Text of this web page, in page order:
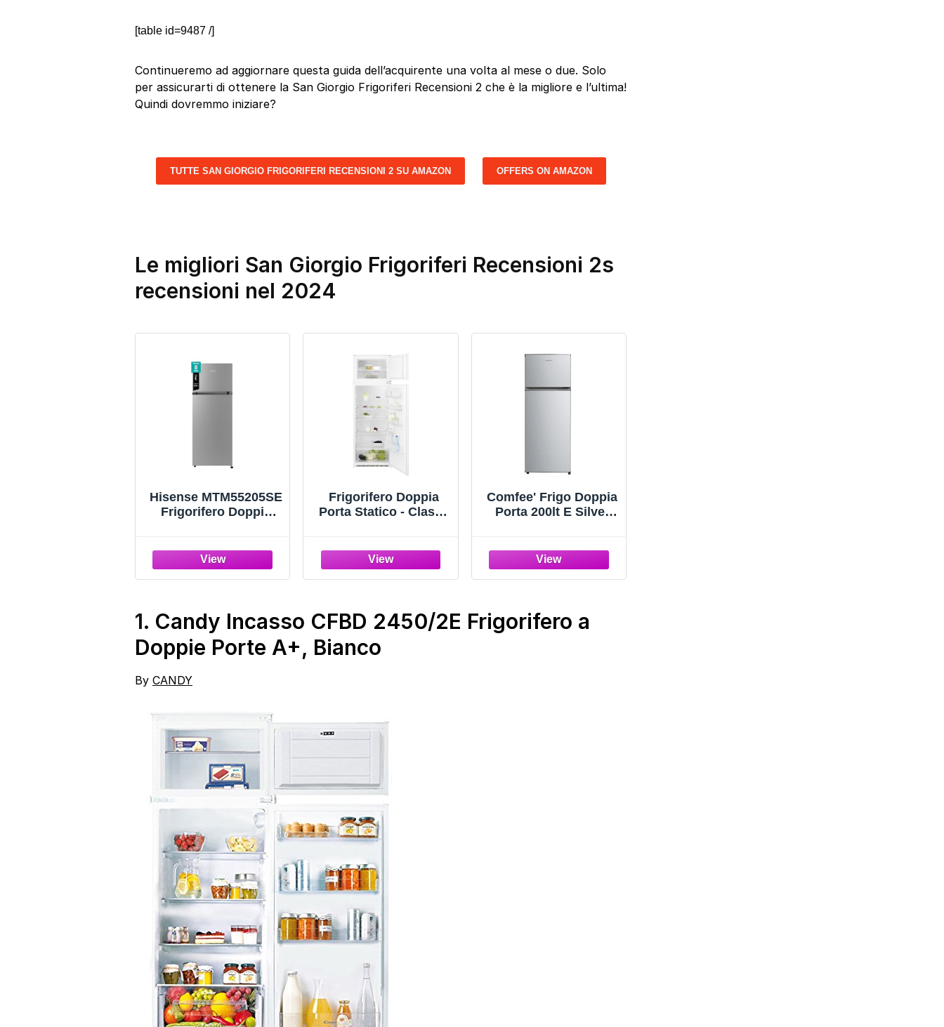
[table id=9487 /]
Continueremo ad aggiornare questa guida dell’acquirente una volta al mese o due. Solo
per assicurarti di ottenere la San Giorgio Frigoriferi Recensioni 2 che è la migliore e l’ultima!
Quindi dovremmo iniziare?
TUTTE SAN GIORGIO FRIGORIFERI RECENSIONI 2 SU AMAZON OFFERS ON AMAZON
Le migliori San Giorgio Frigoriferi Recensioni 2s
recensioni nel 2024
Hisense MTM55205SE
Frigorifero Doppia
2022, 206 L, Silver,
143.4 x‎ 54.2 x 55 cm
Frigorifero Doppia
Porta Statico - Classe
Comfee' Frigo Doppia
Porta 200lt E Silver
1. Candy Incasso CFBD 2450/2E Frigorifero a
Doppie Porte A+, Bianco
By CANDY